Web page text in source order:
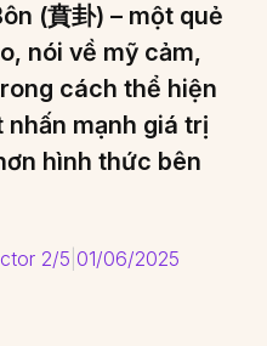
(賁卦) – một quẻ
nói về mỹ cảm,
cách thể hiện
mạnh giá trị
hình thức bên
2/5 01/06/2025